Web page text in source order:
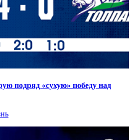
подряд «сухую» победу над